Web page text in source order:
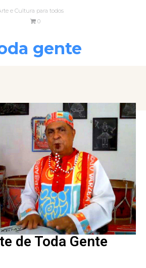
e Cultura para todos
0
gente
de Toda Gente